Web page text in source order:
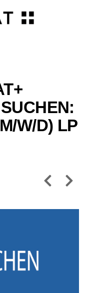
W/D) LP